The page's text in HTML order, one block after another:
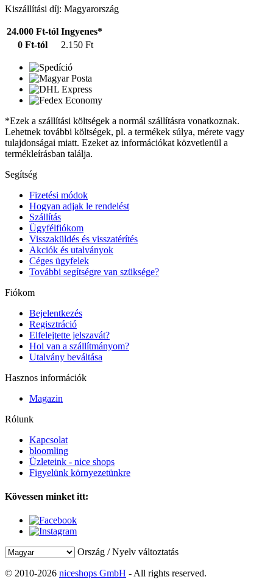
Kiszállítási díj: Magyarország
24.000 Ft-tól Ingyenes*
0 Ft-tól
2.150 Ft
*Ezek a szállítási költségek a normál szállításra vonatkoznak.
Lehetnek további költségek, pl. a termékek súlya, mérete vagy
tulajdonságai miatt. Ezeket az információkat közvetlenül a
termékleírásban találja.
Segítség
Fizetési módok
Hogyan adjak le rendelést
Szállítás
Ügyfélfiókom
Visszaküldés és visszatérítés
Akciók és utalványok
Céges ügyfelek
További segítségre van szüksége?
Fiókom
Bejelentkezés
Regisztráció
Elfelejtette jelszavát?
Hol van a szállítmányom?
Utalvány beváltása
Hasznos információk
Magazin
Rólunk
Kapcsolat
bloomling
Üzleteink - nice shops
Figyelünk környezetünkre
Kövessen minket itt:
Ország / Nyelv változtatás
© 2010-2026 niceshops GmbH - All rights reserved.